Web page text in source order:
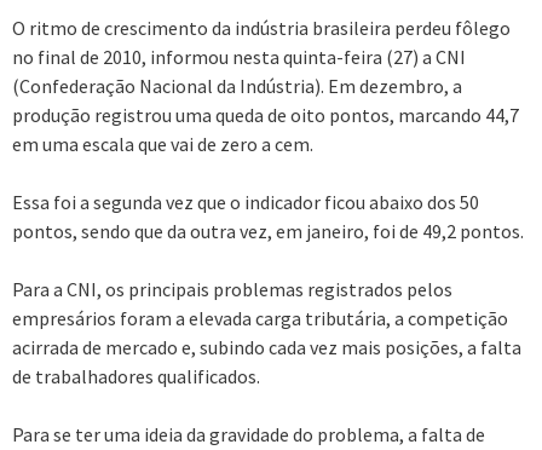
O ritmo de crescimento da indústria brasileira perdeu fôlego
no final de 2010, informou nesta quinta-feira (27) a CNI
(Confederação Nacional da Indústria). Em dezembro, a
produção registrou uma queda de oito pontos, marcando 44,7
em uma escala que vai de zero a cem.
Essa foi a segunda vez que o indicador ficou abaixo dos 50
pontos, sendo que da outra vez, em janeiro, foi de 49,2 pontos.
Para a CNI, os principais problemas registrados pelos
empresários foram a elevada carga tributária, a competição
acirrada de mercado e, subindo cada vez mais posições, a falta
de trabalhadores qualificados.
Para se ter uma ideia da gravidade do problema, a falta de